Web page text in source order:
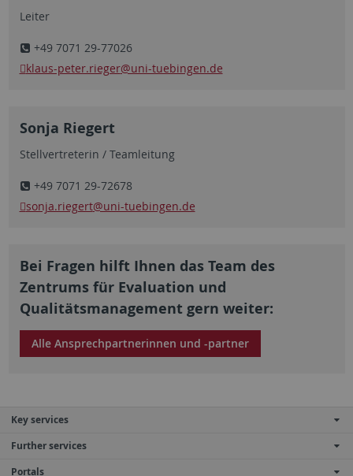
Leiter
+49 7071 29-77026
klaus-peter.rieger@uni-tuebingen.de
Sonja Riegert
Stellvertreterin / Teamleitung
+49 7071 29-72678
sonja.riegert@uni-tuebingen.de
Bei Fragen hilft Ihnen das Team des
Zentrums für Evaluation und
Qualitätsmanagement gern weiter:
Alle Ansprechpartnerinnen und -partner
Key services
Further services
Portals